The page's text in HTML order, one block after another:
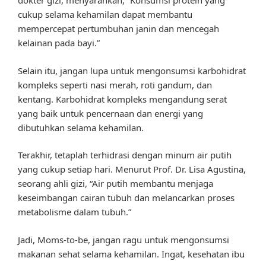
cukup selama kehamilan dapat membantu
mempercepat pertumbuhan janin dan mencegah
kelainan pada bayi.”
Selain itu, jangan lupa untuk mengonsumsi karbohidrat
kompleks seperti nasi merah, roti gandum, dan
kentang. Karbohidrat kompleks mengandung serat
yang baik untuk pencernaan dan energi yang
dibutuhkan selama kehamilan.
Terakhir, tetaplah terhidrasi dengan minum air putih
yang cukup setiap hari. Menurut Prof. Dr. Lisa Agustina,
seorang ahli gizi, “Air putih membantu menjaga
keseimbangan cairan tubuh dan melancarkan proses
metabolisme dalam tubuh.”
Jadi, Moms-to-be, jangan ragu untuk mengonsumsi
makanan sehat selama kehamilan. Ingat, kesehatan ibu